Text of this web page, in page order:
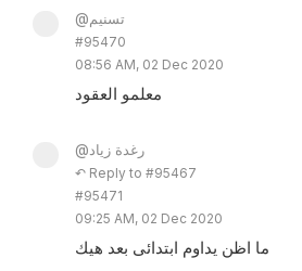
@تسنيم
#95470
08:56 AM, 02 Dec 2020
معلمو العقود
@رغدة زياد
↶ Reply to #95467
#95471
09:25 AM, 02 Dec 2020
ما اظن يداوم ابتدائى بعد هيك